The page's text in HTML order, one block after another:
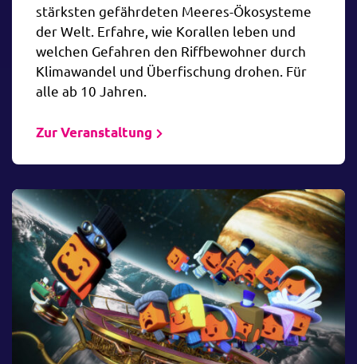
stärksten gefährdeten Meeres-Ökosysteme
der Welt. Erfahre, wie Korallen leben und
welchen Gefahren den Riffbewohner durch
Klimawandel und Überfischung drohen. Für
alle ab 10 Jahren.
Zur Veranstaltung